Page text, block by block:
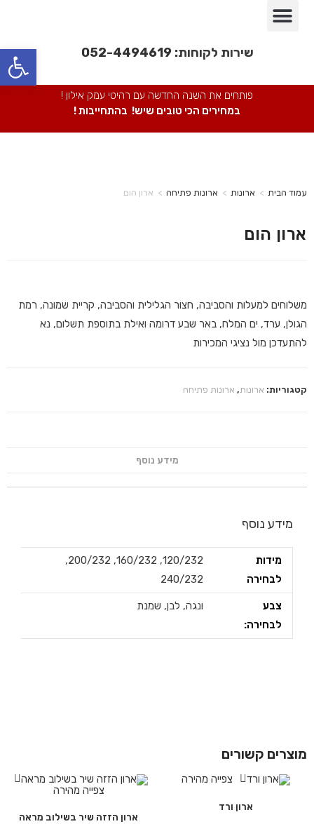
שירות לקוחות: 052-4494619
פותחים את השנה החדשה עם רהיטי עמק אילון !
במחירים הכי טובים שיש! בהתחייבות !
עמוד הבית > ארונות > ארונות פתיחה > ארון הום
ארון הום
משלוחים למעלות והסביבה, חצור הגלילית והסביבה, קריית שמונה, רמת
הגולן, ערד, ים המלח, באר שבע דרומה ואילת בתוספת תשלום, נא
להתעדכן מול נציגי המכירות
קטגוריות: ארונות, ארונות פתיחה
מידע נוסף
מידע נוסף
מידות
לבחירה
120/232, 160/232, 200/232,
240/232
צבע
לבחירה:
ונגה, לבן, שמנת
מוצרים קשורים
צפייה מהירה
ארון ורד
צפייה מהירה
ארון הזזה שיר בשילוב מראה
פתח סרגל נגישות